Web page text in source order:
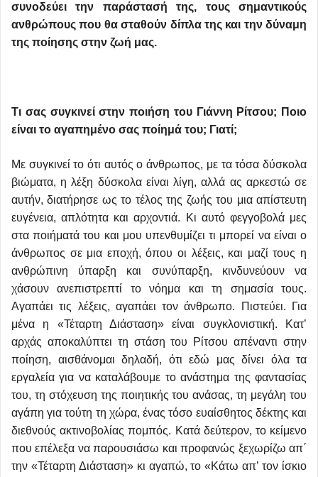
συνοδεύει την παράστασή της, τους σημαντικούς
ανθρώπους που θα σταθούν δίπλα της και την δύναμη
της ποίησης στην ζωή μας.
Τι σας συγκινεί στην ποιήση του Γιάννη Ρίτσου; Ποιο
είναι το αγαπημένο σας ποίημά του; Γιατί;
Με συγκινεί το ότι αυτός ο άνθρωπος, με τα τόσα δύσκολα
βιώματα, η λέξη δύσκολα είναι λίγη, αλλά ας αρκεστώ σε
αυτήν, διατήρησε ως το τέλος της ζωής του μια απίστευτη
ευγένεια, απλότητα και αρχοντιά. Κι αυτό φεγγοβολά μες
στα ποιήματά του και μου υπενθυμίζει τι μπορεί να είναι ο
άνθρωπος σε μια εποχή, όπου οι λέξεις, και μαζί τους η
ανθρώπινη ύπαρξη και συνύπαρξη, κινδυνεύουν να
χάσουν ανεπιστρεπτί το νόημα και τη σημασία τους.
Αγαπάει τις λέξεις, αγαπάει τον άνθρωπο. Πιστεύει. Για
μένα η «Τέταρτη Διάσταση» είναι συγκλονιστική. Κατ’
αρχάς αποκαλύπτει τη στάση του Ρίτσου απέναντι στην
ποίηση, αισθάνομαι δηλαδή, ότι εδώ μας δίνει όλα τα
εργαλεία για να καταλάβουμε το ανάστημα της φαντασίας
του, τη στόχευση της ποιητικής του ανάσας, τη μεγάλη του
αγάπη για τούτη τη χώρα, ένας τόσο ευαίσθητος δέκτης και
διεθνούς ακτινοβολίας πομπός. Κατά δεύτερον, το κείμενο
που επέλεξα να παρουσιάσω και προφανώς ξεχωρίζω απ΄
την «Τέταρτη Διάσταση» κι αγαπώ, το «Κάτω απ’ τον ίσκιο